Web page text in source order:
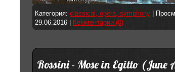
Категория: classical, opera, symphony |
29.06.2016
Комментарии (0)
Rossini - Mose in Egitto